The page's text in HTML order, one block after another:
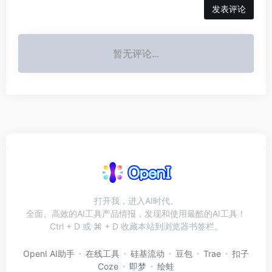
发表评论
暂无评论...
打开我，进入AI时代。
全面、高效的AI工具产品情报，发现和使用最酷的AI工具！
Ctrl + D 或 ⌘ + D 收藏本站到浏览器书签栏。
OpenI AI助手 在线工具 硅基流动 豆包 Trae
扣子
Coze
即梦 绘蛙